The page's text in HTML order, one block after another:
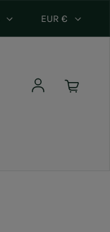
EUR €
Log in